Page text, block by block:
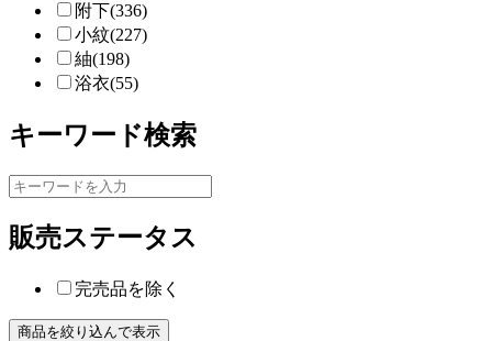
附下(336)
小紋(227)
紬(198)
浴衣(55)
キーワード検索
販売ステータス
完売品を除く